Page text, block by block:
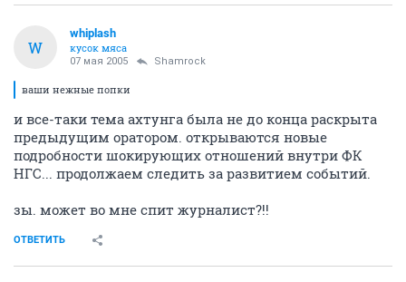
W
whiplash
кусок мяса
07 мая 2005 Shamrock
ваши нежные попки
и все-таки тема ахтунга была не до конца раскрыта
предыдущим оратором. открываются новые
подробности шокирующих отношений внутри ФК
НГС... продолжаем следить за развитием событий.
зы. может во мне спит журналист?!!
ОТВЕТИТЬ